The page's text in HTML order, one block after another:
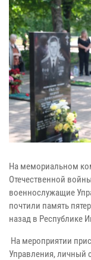
На мемориальном
Отечественной
военнослужащие
почтили память
назад в Республике
На мероприятии
Управления, личный